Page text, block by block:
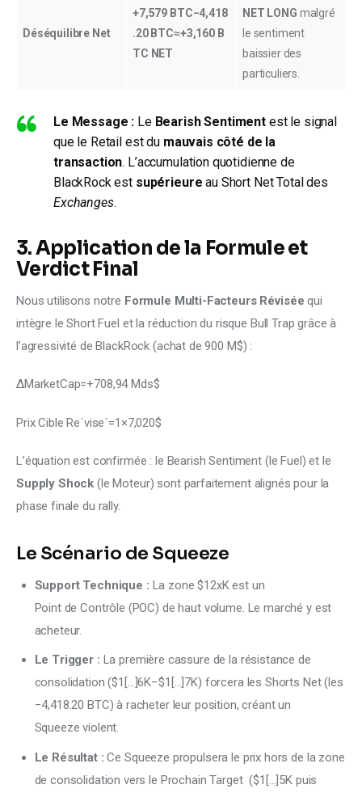
Déséquilibre Net
+7,579 BTC−4,418
.20 BTC≈+3,160 B
TC NET
NET LONG malgré
le sentiment
baissier des
particuliers.
Le Message : Le Bearish Sentiment est le signal
que le Retail est du mauvais côté de la
transaction. L’accumulation quotidienne de
BlackRock est supérieure au Short Net Total des
Exchanges.
3. Application de la Formule et
Verdict Final
Nous utilisons notre Formule Multi-Facteurs Révisée qui
intègre le Short Fuel et la réduction du risque Bull Trap grâce à
l’agressivité de BlackRock (achat de 900 M$) :
ΔMarketCap=+708,94 Mds$
Prix Cible Reˊviseˊ=1×7,020$
L’équation est confirmée : le Bearish Sentiment (le Fuel) et le
Supply Shock (le Moteur) sont parfaitement alignés pour la
phase finale du rally.
Le Scénario de Squeeze
Support Technique : La zone $12xK est un
Point de Contrôle (POC) de haut volume. Le marché y est
acheteur.
Le Trigger : La première cassure de la résistance de
consolidation ($1[…]6K−$1[…]7K) forcera les Shorts Net (les
−4,418.20 BTC) à racheter leur position, créant un
Squeeze violent.
Le Résultat : Ce Squeeze propulsera le prix hors de la zone
de consolidation vers le Prochain Target ($1[…]5K puis